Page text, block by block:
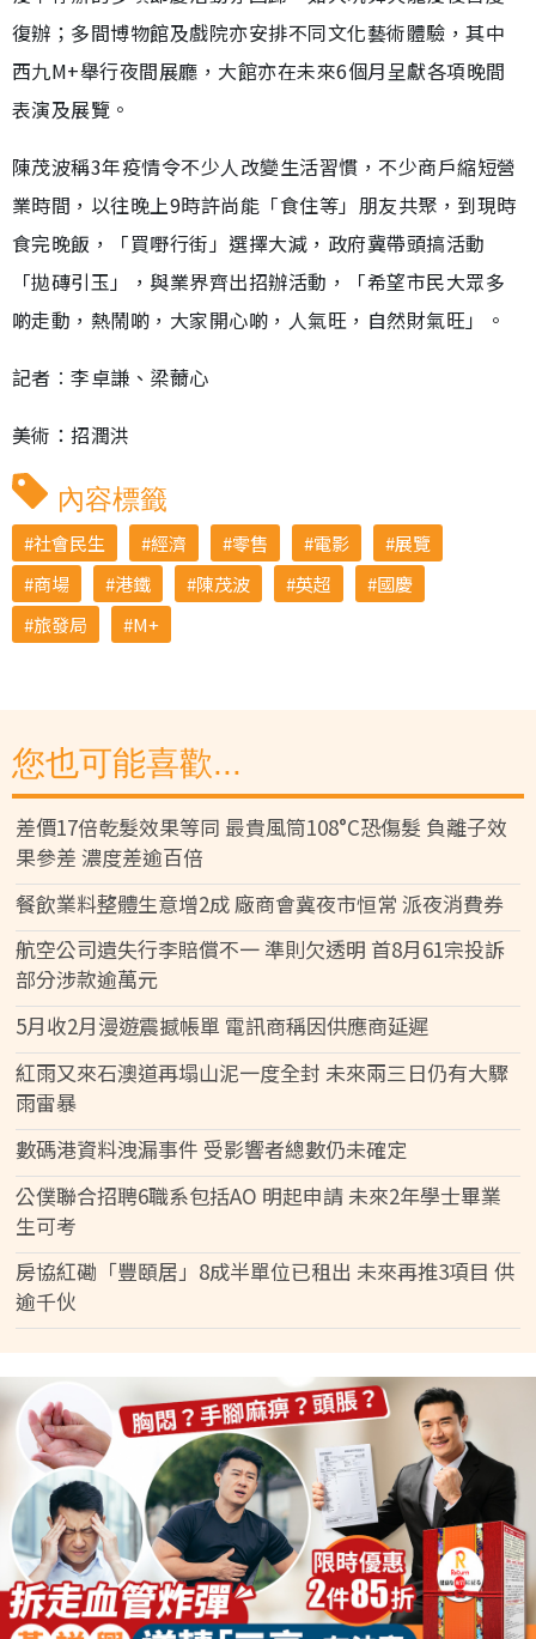
復辦；多間博物館及戲院亦安排不同文化藝術體驗，其中
西九M+舉行夜間展廳，大館亦在未來6個月呈獻各項晚間
表演及展覽。
陳茂波稱3年疫情令不少人改變生活習慣，不少商戶縮短營
業時間，以往晚上9時許尚能「食住等」朋友共聚，到現時
食完晚飯，「買嘢行街」選擇大減，政府冀帶頭搞活動
「拋磚引玉」，與業界齊出招辦活動，「希望市民大眾多
啲走動，熱鬧啲，大家開心啲，人氣旺，自然財氣旺」。
記者︰李卓謙、梁薾心
美術：招潤洪
內容標籤
社會民生 經濟 零售 電影
展覽
商場
港鐵 陳茂波 英超
國慶
旅發局
M+
您也可能喜歡...
差價17倍乾髮效果等同 最貴風筒108°C恐傷髮 負離子效
果參差 濃度差逾百倍
餐飲業料整體生意增2成 廠商會冀夜市恒常 派夜消費券
航空公司遺失行李賠償不一 準則欠透明 首8月61宗投訴
部分涉款逾萬元
5月收2月漫遊震撼帳單 電訊商稱因供應商延遲
紅雨又來石澳道再塌山泥一度全封 未來兩三日仍有大驟
雨雷暴
數碼港資料洩漏事件 受影響者總數仍未確定
公僕聯合招聘6職系包括AO 明起申請 未來2年學士畢業
生可考
房協紅磡「豐頤居」8成半單位已租出 未來再推3項目 供
逾千伙